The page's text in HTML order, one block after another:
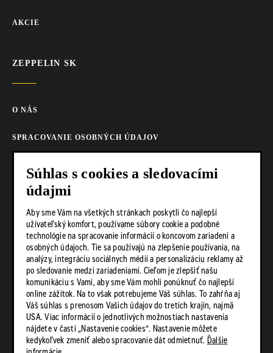
AKCIE
ZEPPELIN SK
O NÁS
SPRACOVANIE OSOBNÝCH ÚDAJOV
AKTUALITY
KARIÉRA
Z SHOP
KONTAKTY
SOCIÁLNE SIETE
Súhlas s cookies a sledovacími
údajmi
Aby sme Vám na všetkých stránkach poskytli čo najlepší
užívateľský komfort, používame súbory cookie a podobné
technológie na spracovanie informácií o koncovom zariadení a
osobných údajoch. Tie sa používajú na zlepšenie používania, na
analýzy, integráciu sociálnych médií a personalizáciu reklamy až
po sledovanie medzi zariadeniami. Cieľom je zlepšiť našu
komunikáciu s Vami, aby sme Vám mohli ponúknuť čo najlepší
online zážitok. Na to však potrebujeme Váš súhlas. To zahŕňa aj
Váš súhlas s prenosom Vašich údajov do tretích krajín, najmä
USA. Viac informácií o jednotlivých možnostiach nastavenia
nájdete v časti „Nastavenie cookies“. Nastavenie môžete
kedykoľvek zmeniť alebo spracovanie dát odmietnuť. Ďalšie